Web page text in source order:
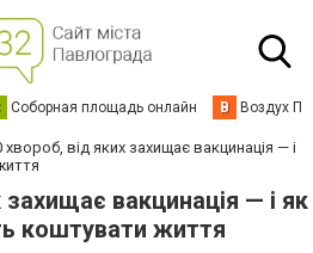
Соборная площадь онлайн В Воздух
хвороб, від яких захищає вакцинація — і
захищає вакцинація — і як
коштувати життя